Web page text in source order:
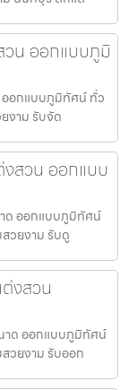
วน ออกแบบภูมิ
อกแบบภูมิทัศน์ ทั่ว
งาม รับจัด
สวน ออกแบบ
ด ออกแบบภูมิทัศน์
วยงาม รับดู
งสวน
าด ออกแบบภูมิทัศน์
วยงาม รับออก